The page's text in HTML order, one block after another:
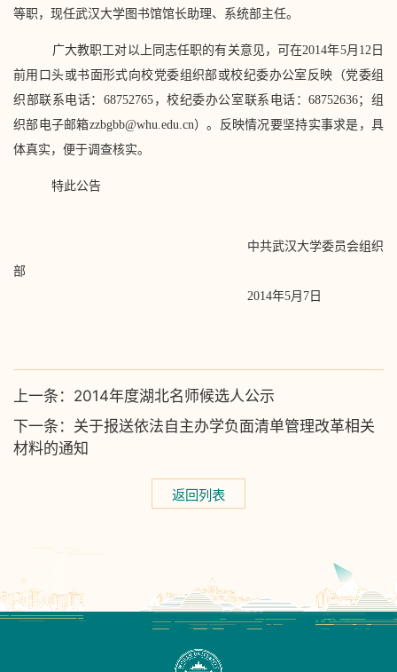
等职，现任武汉大学图书馆馆长助理、系统部主任。
广大教职工对以上同志任职的有关意见，可在2014年5月12日
前用口头或书面形式向校党委组织部或校纪委办公室反映（党委组
织部联系电话：68752765，校纪委办公室联系电话：68752636；组
织部电子邮箱zzbgbb@whu.edu.cn）。反映情况要坚持实事求是，具
体真实，便于调查核实。
特此公告
中共武汉大学委员会组织
部
2014年5月7日
上一条： 2014年度湖北名师候选人公示
下一条： 关于报送依法自主办学负面清单管理改革相关
材料的通知
返回列表